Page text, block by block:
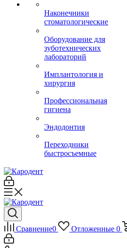
Наконечники
стоматологические
Оборудование для
зуботехнических
лабораторий
Имплантология и
хирургия
Профессиональная
гигиена
Эндодонтия
Переходники
быстросъемные
Сравнение0 Отложенные 0